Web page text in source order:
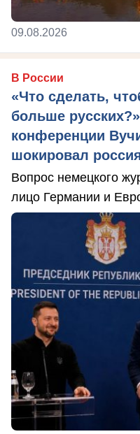
09.08.2026
В России
«Что сделать,
больше
конференции
шокировал
Вопрос немецкого
лицо Германии и